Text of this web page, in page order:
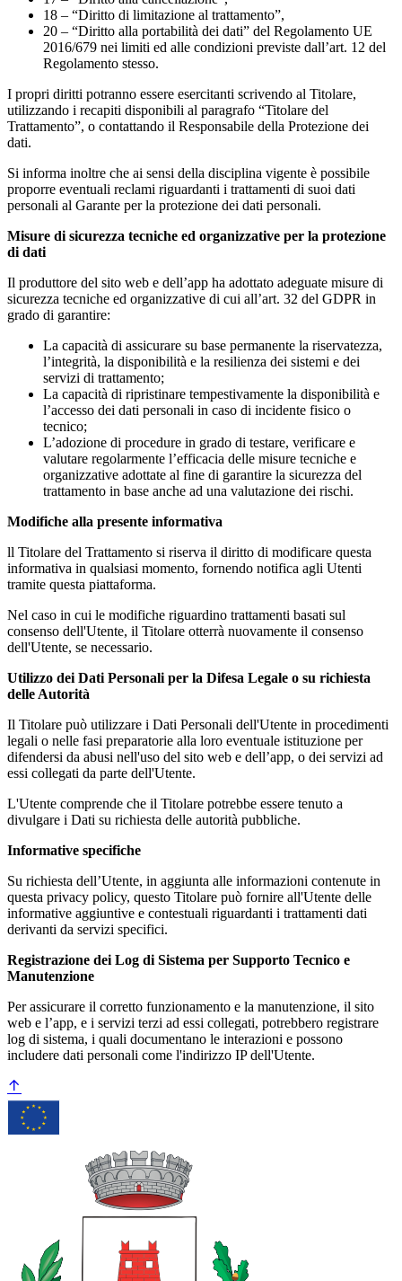
18 – “Diritto di limitazione al trattamento”,
20 – “Diritto alla portabilità dei dati” del Regolamento UE
2016/679 nei limiti ed alle condizioni previste dall’art. 12 del
Regolamento stesso.
I propri diritti potranno essere esercitanti scrivendo al Titolare,
utilizzando i recapiti disponibili al paragrafo “Titolare del
Trattamento”, o contattando il Responsabile della Protezione dei
dati.
Si informa inoltre che ai sensi della disciplina vigente è possibile
proporre eventuali reclami riguardanti i trattamenti di suoi dati
personali al Garante per la protezione dei dati personali.
Misure di sicurezza tecniche ed organizzative per la protezione
di dati
Il produttore del sito web e dell’app ha adottato adeguate misure di
sicurezza tecniche ed organizzative di cui all’art. 32 del GDPR in
grado di garantire:
La capacità di assicurare su base permanente la riservatezza,
l’integrità, la disponibilità e la resilienza dei sistemi e dei
servizi di trattamento;
La capacità di ripristinare tempestivamente la disponibilità e
l’accesso dei dati personali in caso di incidente fisico o
tecnico;
L’adozione di procedure in grado di testare, verificare e
valutare regolarmente l’efficacia delle misure tecniche e
organizzative adottate al fine di garantire la sicurezza del
trattamento in base anche ad una valutazione dei rischi.
Modifiche alla presente informativa
ll Titolare del Trattamento si riserva il diritto di modificare questa
informativa in qualsiasi momento, fornendo notifica agli Utenti
tramite questa piattaforma.
Nel caso in cui le modifiche riguardino trattamenti basati sul
consenso dell'Utente, il Titolare otterrà nuovamente il consenso
dell'Utente, se necessario.
Utilizzo dei Dati Personali per la Difesa Legale o su richiesta
delle Autorità
Il Titolare può utilizzare i Dati Personali dell'Utente in procedimenti
legali o nelle fasi preparatorie alla loro eventuale istituzione per
difendersi da abusi nell'uso del sito web e dell’app, o dei servizi ad
essi collegati da parte dell'Utente.
L'Utente comprende che il Titolare potrebbe essere tenuto a
divulgare i Dati su richiesta delle autorità pubbliche.
Informative specifiche
Su richiesta dell’Utente, in aggiunta alle informazioni contenute in
questa privacy policy, questo Titolare può fornire all'Utente delle
informative aggiuntive e contestuali riguardanti i trattamenti dati
derivanti da servizi specifici.
Registrazione dei Log di Sistema per Supporto Tecnico e
Manutenzione
Per assicurare il corretto funzionamento e la manutenzione, il sito
web e l’app, e i servizi terzi ad essi collegati, potrebbero registrare
log di sistema, i quali documentano le interazioni e possono
includere dati personali come l'indirizzo IP dell'Utente.